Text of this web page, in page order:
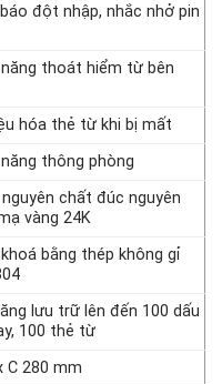
đột nhập, nhắc nhở pin
thoát hiểm từ bên
hóa thẻ từ khi bị mất
thông phòng
chất đúc nguyên
vàng 24K
bằng thép không gỉ
lưu trữ lên đến 100 dấu
100 thẻ từ
C 280 mm